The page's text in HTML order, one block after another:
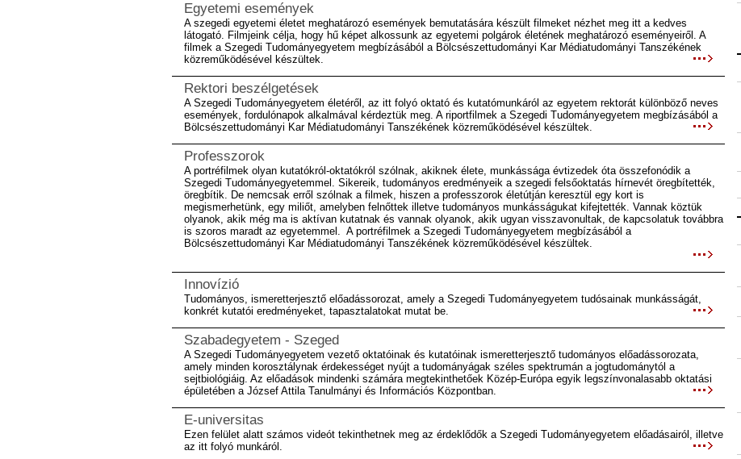
Egyetemi események
A szegedi egyetemi életet meghatározó események bemutatására készült filmeket nézhet meg itt a kedves
látogató. Filmjeink célja, hogy hű képet alkossunk az egyetemi polgárok életének meghatározó eseményeiről. A
filmek a Szegedi Tudományegyetem megbízásából a Bölcsészettudományi Kar Médiatudományi Tanszékének
közreműködésével készültek.
Rektori beszélgetések
A Szegedi Tudományegyetem életéről, az itt folyó oktató és kutatómunkáról az egyetem rektorát különböző neves
események, fordulónapok alkalmával kérdeztük meg. A riportfilmek a Szegedi Tudományegyetem megbízásából a
Bölcsészettudományi Kar Médiatudományi Tanszékének közreműködésével készültek.
Professzorok
A portréfilmek olyan kutatókról-oktatókról szólnak, akiknek élete, munkássága évtizedek óta összefonódik a
Szegedi Tudományegyetemmel. Sikereik, tudományos eredményeik a szegedi felsőoktatás hírnevét öregbítették,
öregbítik. De nemcsak erről szólnak a filmek, hiszen a professzorok életútján keresztül egy kort is
megismerhetünk, egy miliőt, amelyben felnőttek illetve tudományos munkásságukat kifejtették. Vannak köztük
olyanok, akik még ma is aktívan kutatnak és vannak olyanok, akik ugyan visszavonultak, de kapcsolatuk továbbra
is szoros maradt az egyetemmel. A portréfilmek a Szegedi Tudományegyetem megbízásából a
Bölcsészettudományi Kar Médiatudományi Tanszékének közreműködésével készültek.
Innovízió
Tudományos, ismeretterjesztő előadássorozat, amely a Szegedi Tudományegyetem tudósainak munkásságát,
konkrét kutatói eredményeket, tapasztalatokat mutat be.
Szabadegyetem - Szeged
A Szegedi Tudományegyetem vezető oktatóinak és kutatóinak ismeretterjesztő tudományos előadássorozata,
amely minden korosztálynak érdekességet nyújt a tudományágak széles spektrumán a jogtudománytól a
sejtbiológiáig. Az előadások mindenki számára megtekinthetőek Közép-Európa egyik legszínvonalasabb oktatási
épületében a József Attila Tanulmányi és Információs Központban.
E-universitas
Ezen felület alatt számos videót tekinthetnek meg az érdeklődők a Szegedi Tudományegyetem előadásairól, illetve
az itt folyó munkáról.